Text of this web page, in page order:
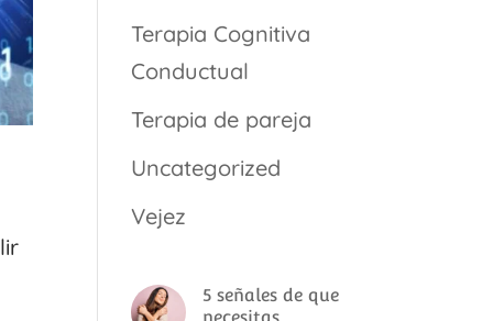
Terapia Cognitiva
Conductual
Terapia de pareja
Uncategorized
Vejez
5 señales de que